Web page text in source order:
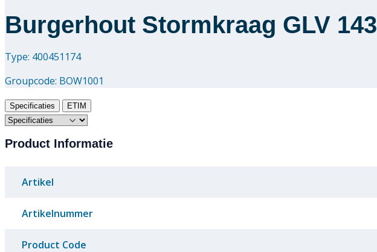
Burgerhout Stormkraag GLV 143
Type: 400451174
Groupcode: BOW1001
Specificaties ETIM
Product Informatie
Artikel
Artikelnummer
Product Code